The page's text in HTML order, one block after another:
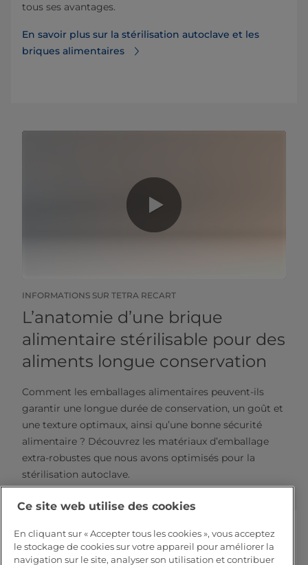
tous ses avantages.
En savoir plus sur la stérilisation autoclave et les
briques alimentaires
INFORMATIONS SUR TETRA RECART
L’anatomie d’une brique
alimentaire stérilisable pour des
aliments longue conservation
Comment les emballages alimentaires peuvent-ils
garantir une longue durée de conservation, un goût et
une texture optimaux, ainsi qu’une bonne sécurité
alimentaire ? Découvrez les matériaux d’emballage
extra-robustes que nous avons optimisés pour la
stérilisation autoclave.
Ce site web utilise des cookies
En cliquant sur « Accepter tous les cookies », vous acceptez
le stockage de cookies sur votre appareil pour améliorer la
navigation sur le site, analyser son utilisation et contribuer